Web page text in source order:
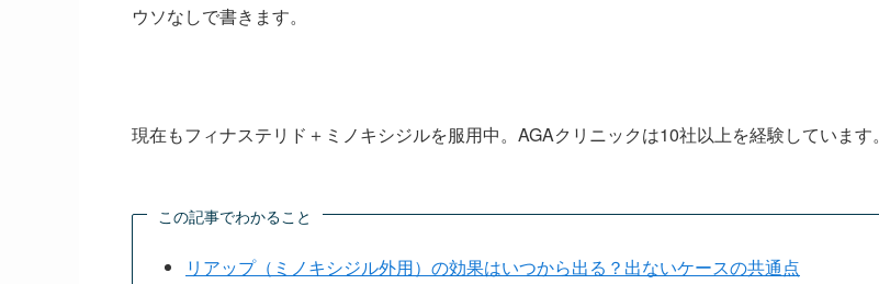
ウソなしで書きます。
現在もフィナステリド＋ミノキシジルを服用中。AGAクリニックは10社以上を経験しています。
この記事でわかること
リアップ（ミノキシジル外用）の効果はいつから出る？出ないケースの共通点